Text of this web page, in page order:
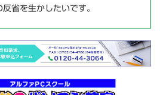
省を生かしたいです。